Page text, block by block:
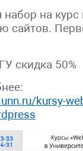
набор на
сайтов.
скидка 50%
kursy-